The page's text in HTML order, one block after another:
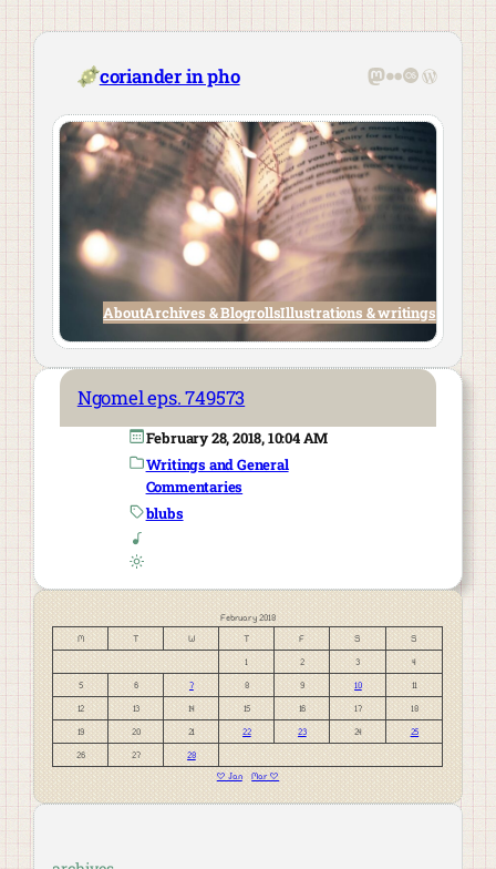
Skip
content
coriander in pho Mastodon
Flickr
Last.fm
AboutArchives & BlogrollsIllustrations & writings
Ngomel eps. 749573
February 28, 2018, 10:04 AM
Writings and General
Commentaries
blubs
February 2018
M
T W T F S S
1 2 3 4
5 6 7 8 9 10 11
12 13 14 15 16 17 18
19 20 21 22 23 24 25
26 27
28
« Jan
Mar »